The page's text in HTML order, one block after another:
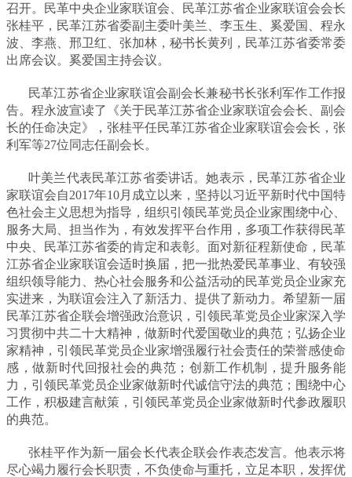
召开。民革中央企业家联谊会、民革江苏省企业家联谊会会长
张桂平，民革江苏省委副主委叶美兰、李玉生、奚爱国、程永
波、李燕、邢卫红、张加林，秘书长黄列，民革江苏省委常委
出席会议。奚爱国主持会议。
民革江苏省企业家联谊会副会长兼秘书长张利军作工作报
告。程永波宣读了《关于民革江苏省企业家联谊会会长、副会
长的任命决定》，张桂平任民革江苏省企业家联谊会会长，张
利军等27位同志任副会长。
叶美兰代表民革江苏省委讲话。她表示，民革江苏省企业
家联谊会自2017年10月成立以来，坚持以习近平新时代中国特
色社会主义思想为指导，组织引领民革党员企业家围绕中心、
服务大局、担当作为，有效发挥平台作用，多项工作获得民革
中央、民革江苏省委的肯定和表彰。面对新征程新使命， 民革
江苏省企业家联谊会适时换届，把一批热爱民革事业、有较强
组织领导能力、热心社会服务和公益活动的民革党员企业家充
实进来，为联谊会注入了新活力、提供了新动力。希望新一届
民革江苏省企联会增强政治意识，引领民革党员企业家深入学
习贯彻中共二十大精神，做新时代爱国敬业的典范；弘扬企业
家精神，引领民革党员企业家增强履行社会责任的荣誉感使命
感，做新时代回报社会的典范；创新工作机制，提升服务能
力，引领民革党员企业家做新时代诚信守法的典范；围绕中心
工作，积极建言献策，引领民革党员企业家做新时代参政履职
的典范。
张桂平作为新一届会长代表企联会作表态发言。他表示将
尽心竭力履行会长职责，不负使命与重托，立足本职，发挥优